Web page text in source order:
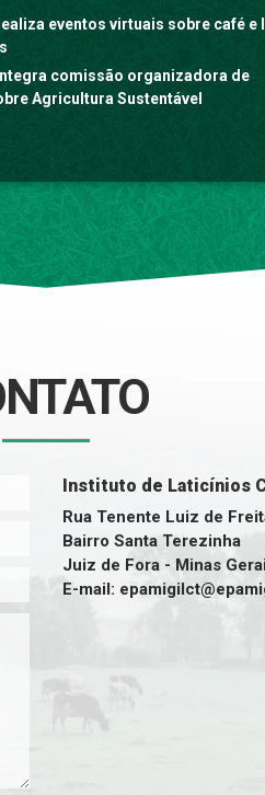
eventos virtuais sobre café e
integra comissão organizadora de
Agricultura Sustentável
Instituto de Laticínios
Rua Tenente Luiz de
Bairro Santa Terezinha
Juiz de Fora - Minas
E-mail: